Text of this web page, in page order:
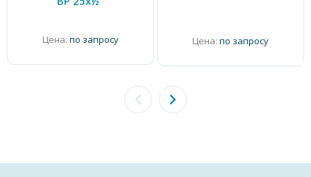
Цена: по запросу Цена: по запросу